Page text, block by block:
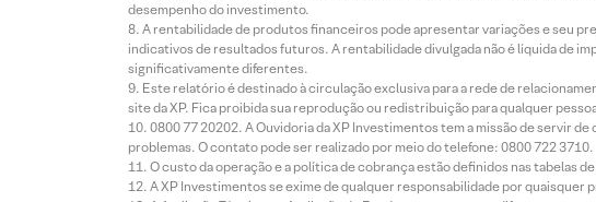
desempenho do investimento.
A rentabilidade de produtos financeiros pode apresentar variações e seu
indicativos de resultados futuros. A rentabilidade divulgada não é líquida de
significativamente diferentes.
Este relatório é destinado à circulação exclusiva para a rede de
site da XP. Fica proibida sua reprodução ou redistribuição para qualquer
0800 77 20202. A Ouvidoria da XP Investimentos tem a missão de servir
problemas. O contato pode ser realizado por meio do telefone: 0800 722 3710.
O custo da operação e a política de cobrança estão definidos nas tabelas
A XP Investimentos se exime de qualquer responsabilidade por